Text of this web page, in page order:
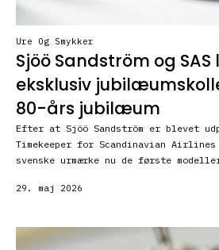
Ure Og Smykker
Sjöö Sandström og
eksklusiv
80-års jubilæum
Efter at Sjöö Sandström er blevet
Timekeeper for Scandinavian
svenske urmærke nu de første
29. maj 2026